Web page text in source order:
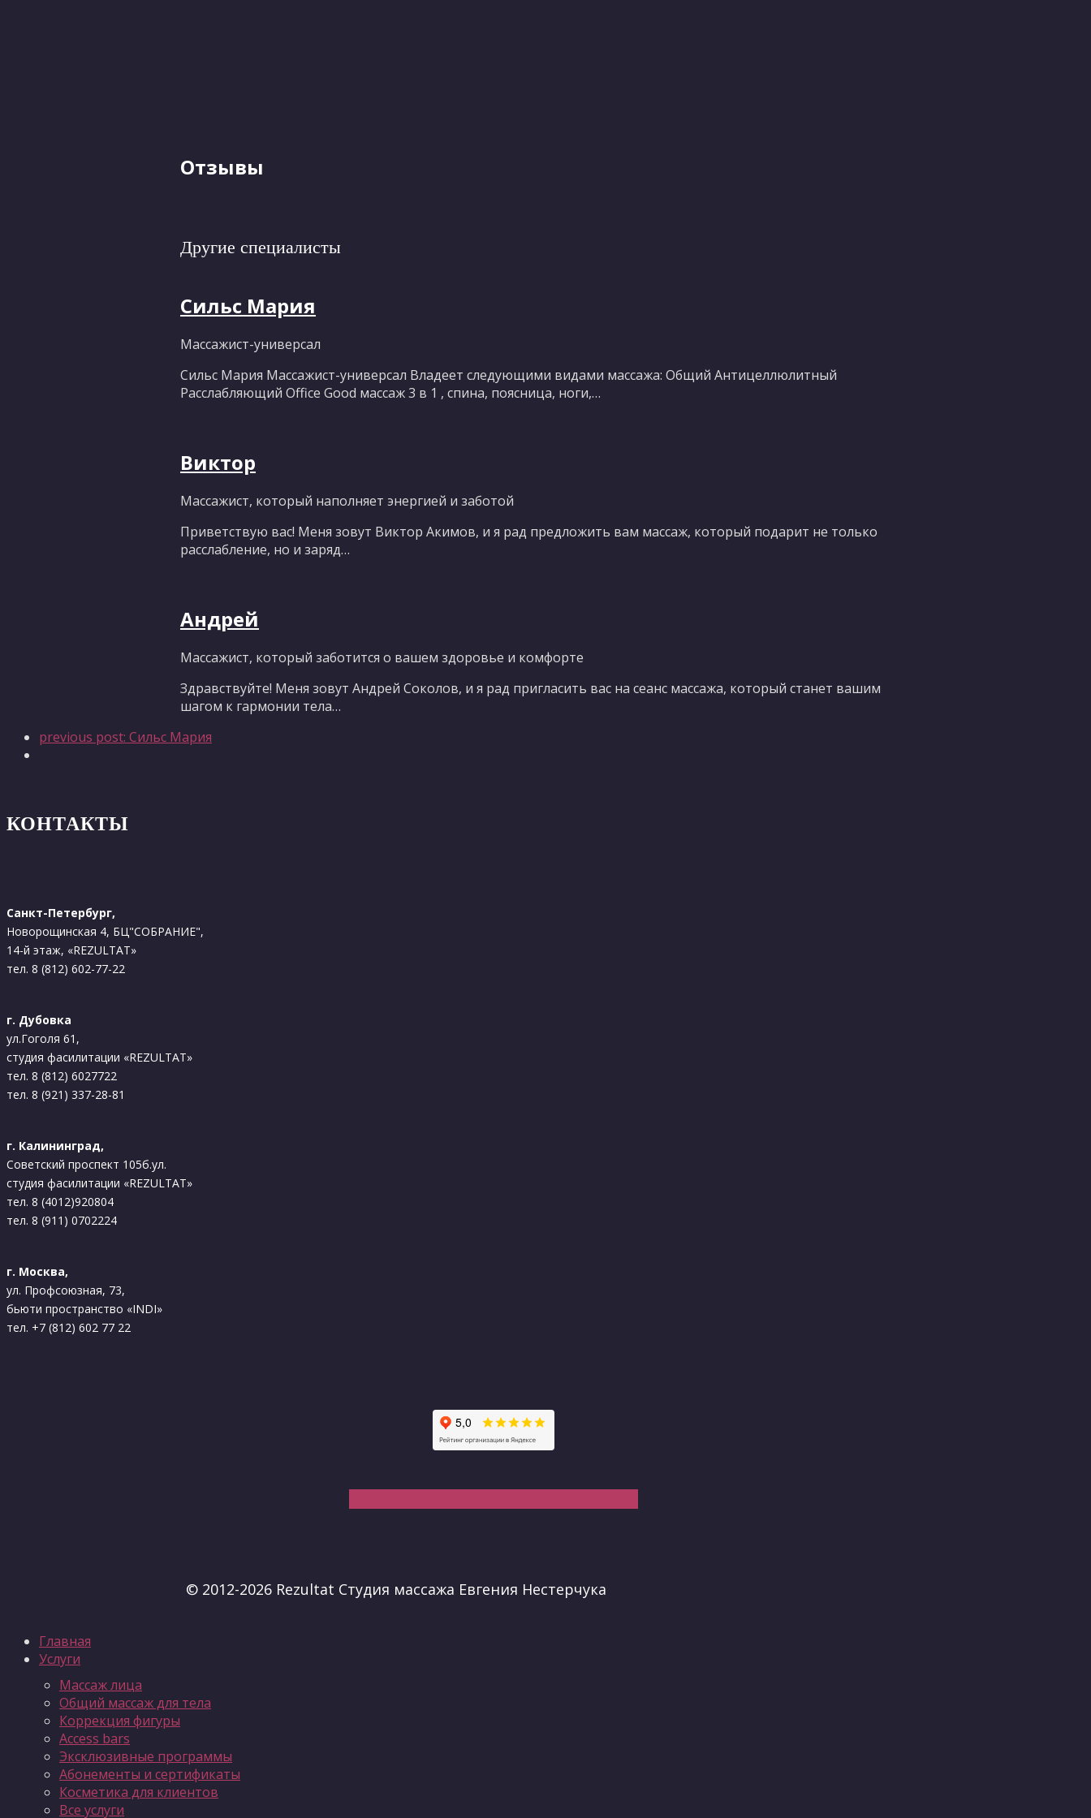
Отзывы
Другие специалисты
Сильс Мария
Массажист-универсал
Сильс Мария Массажист-универсал Владеет следующими видами массажа: Общий Антицеллюлитный
Расслабляющий Office Good массаж 3 в 1 , спина, поясница, ноги,…
Виктор
Массажист, который наполняет энергией и заботой
Приветствую вас! Меня зовут Виктор Акимов, и я рад предложить вам массаж, который подарит не только
расслабление, но и заряд…
Андрей
Массажист, который заботится о вашем здоровье и комфорте
Здравствуйте! Меня зовут Андрей Соколов, и я рад пригласить вас на сеанс массажа, который станет вашим
шагом к гармонии тела…
previous post: Сильс Мария
КОНТАКТЫ
Санкт-Петербург,
Новорощинская 4, БЦ"СОБРАНИЕ",
14-й этаж, «REZULTAT»
тел. 8 (812) 602-77-22
г. Дубовка
ул.Гоголя 61,
студия фасилитации «REZULTAT»
тел. 8 (812) 6027722
тел. 8 (921) 337-28-81
г. Калининград,
Советский проспект 105б.ул.
студия фасилитации «REZULTAT»
тел. 8 (4012)920804
тел. 8 (911) 0702224
г. Москва,
ул. Профсоюзная, 73,
бьюти пространство «INDI»
тел. +7 (812) 602 77 22
© 2012-2026 Rezultat Студия массажа Евгения Нестерчука
Главная
Услуги
Массаж лица
Общий массаж для тела
Коррекция фигуры
Access bars
Эксклюзивные программы
Абонементы и сертификаты
Косметика для клиентов
Все услуги